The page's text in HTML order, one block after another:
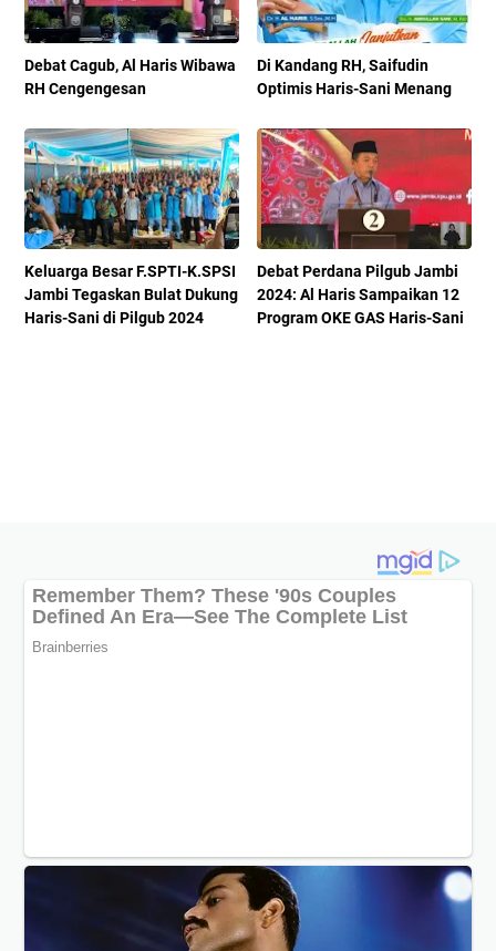
Debat Cagub, Al Haris Wibawa
RH Cengengesan
Di Kandang RH, Saifudin
Optimis Haris-Sani Menang
Keluarga Besar F.SPTI-K.SPSI
Jambi Tegaskan Bulat Dukung
Haris-Sani di Pilgub 2024
Debat Perdana Pilgub Jambi
2024: Al Haris Sampaikan 12
Program OKE GAS Haris-Sani